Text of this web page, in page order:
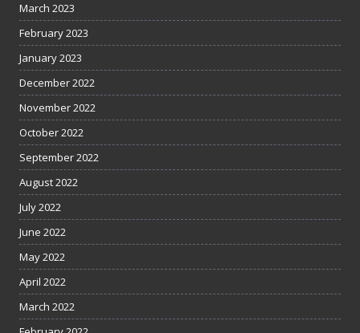
March 2023
February 2023
January 2023
December 2022
November 2022
October 2022
September 2022
August 2022
July 2022
June 2022
May 2022
April 2022
March 2022